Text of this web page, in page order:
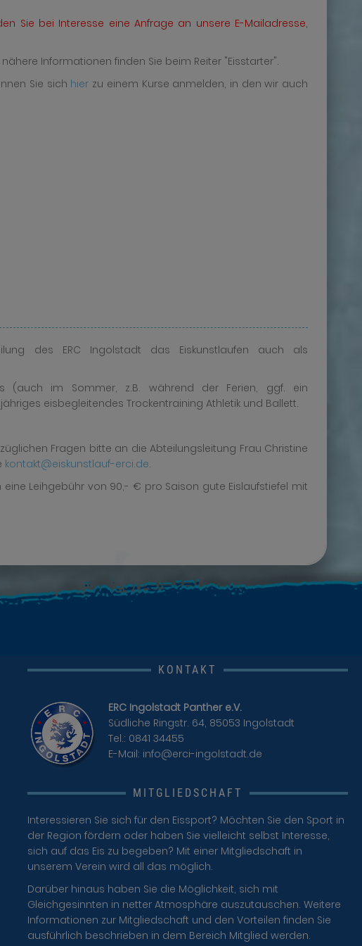
Sie bei Interesse eine Anfrage an unsere E-Mailadresse,
Informationen finden Sie beim Reiter "Eisstarter".
Sie sich hier zu einem Kurse anmelden, in den wir auch
des ERC Ingolstadt das Eiskunstlaufen auch als
(auch im Sommer, z.B. während der Ferien, ggf. ein
eisbegleitendes Trockentraining Athletik und Ballett.
Fragen bitte an die Abteilungsleitung Frau Christine
kontakt@eiskunstlauf-erci.de.
Leihgebühr von 90,- € pro Saison gute Eislaufstiefel mit
KONTAKT
ERC Ingolstadt Panther e.V.
Südliche Ringstr. 64, 85053 Ingolstadt
Tel.: 0841 34455
E-Mail: info@erci-ingolstadt.de
MITGLIEDSCHAFT
Interessieren Sie sich für den Eissport? Möchten Sie den Sport in
der Region fördern oder haben Sie vielleicht selbst Interesse,
sich auf das Eis zu begeben? Mit einer Mitgliedschaft in
unserem Verein wird all das möglich.
Darüber hinaus haben Sie die Möglichkeit, sich mit
Gleichgesinnten in netter Atmosphäre auszutauschen. Weitere
Informationen zur Mitgliedschaft und den Vorteilen finden Sie
ausführlich beschrieben in dem Bereich Mitglied werden.